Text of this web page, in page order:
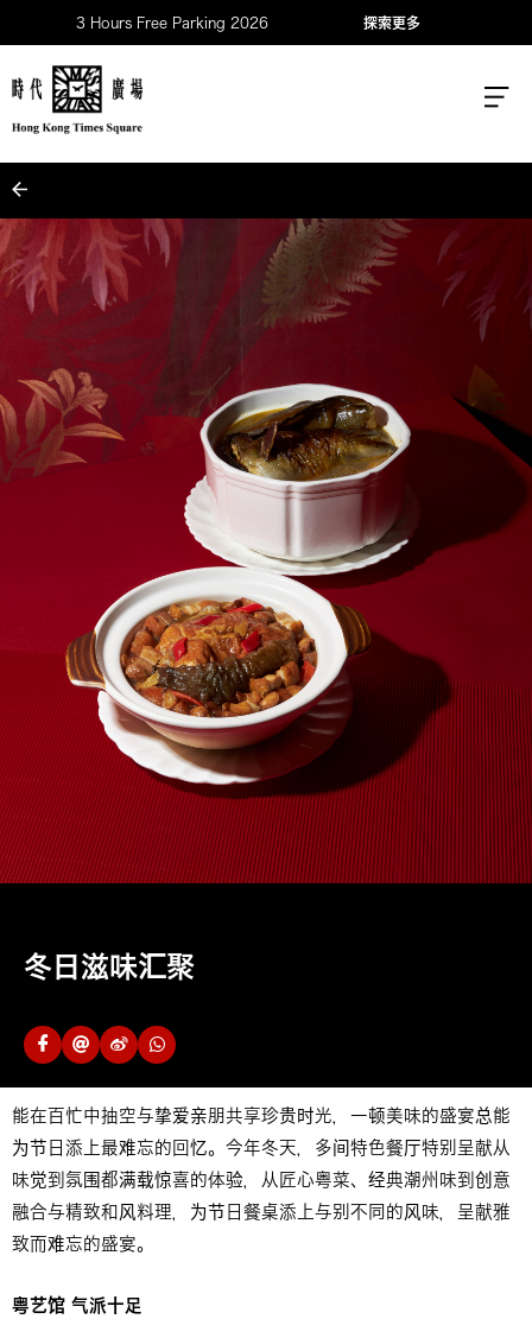
3 Hours Free Parking 2026 探索更多
冬日滋味汇聚
能在百忙中抽空与挚爱亲朋共享珍贵时光，一顿美味的盛宴总能
为节日添上最难忘的回忆。今年冬天，多间特色餐厅特别呈献从
味觉到氛围都满载惊喜的体验，从匠心粤菜、经典潮州味到创意
融合与精致和风料理，为节日餐桌添上与别不同的风味，呈献雅
致而难忘的盛宴。
粤艺馆 气派十足